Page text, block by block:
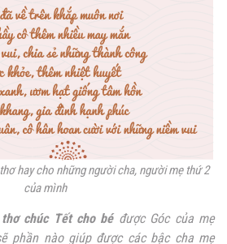
hay cho những người cha, người mẹ thứ 2
của mình
thơ chúc Tết cho béđược Góc của mẹ
phần nào giúp được các bậc cha mẹ